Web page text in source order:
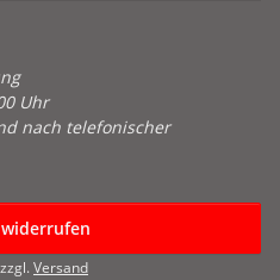
Uhr
nach telefonischer
Versand